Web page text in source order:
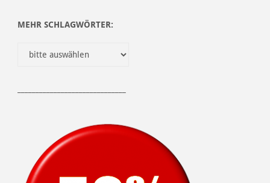
MEHR SCHLAGWÖRTER: